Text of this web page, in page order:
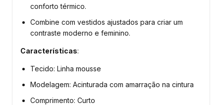
conforto térmico.
Combine com vestidos ajustados para criar um
contraste moderno e feminino.
Características:
Tecido: Linha mousse
Modelagem: Acinturada com amarração na cintura
Comprimento: Curto